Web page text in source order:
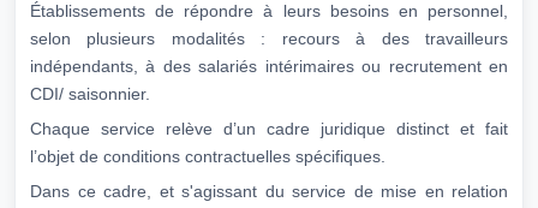
Établissements de répondre à leurs besoins en personnel,
selon plusieurs modalités : recours à des travailleurs
indépendants, à des salariés intérimaires ou recrutement en
CDI/ saisonnier.
Chaque service relève d’un cadre juridique distinct et fait
l’objet de conditions contractuelles spécifiques.
Dans ce cadre, et s'agissant du service de mise en relation